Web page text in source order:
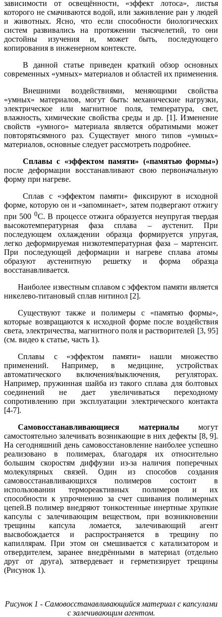
зависимости от освещённости, «эффект лотоса», листья
которого не смачиваются водой, или заживление ран у людей
и животных. Ясно, что если способности биологических
систем развивались на протяжении тысячелетий, то они
достойны изучения и, может быть, последующего
копирования в инженерном контексте.
В данной статье приведен краткий обзор основных
современных «умных» материалов и областей их применения.
Внешними воздействиями, меняющими свойства
«умных» материалов, могут быть: механические нагрузки,
электрическое или магнитное поля, температура, свет,
влажность, химические свойства среды и др. [1]. Изменение
свойств «умного» материалаявляется обратимыми может
повторятьсямного раз. Существует много типов «умных»
материалов, основные следует рассмотреть подробнее.
Сплавы с «эффектом памяти» («памятью формы»)
после деформации восстанавливают свою первоначальную
форму при нагреве.
Сплав с «эффектом памяти» фиксируют в исходной
форме, которую он и «запоминает», затем подвергают отжигу
при 500 0С. В процессе отжига образуется неупругая твердая
высокотемпературная фаза сплава – аустенит. При
последующем охлаждении образца формируется упругая,
легко деформируемая низкотемпературная фаза – мартенсит.
При последующей деформации и нагреве сплава атомы
образуют аустенитную решетку и форма образца
восстанавливается.
Наиболее известным сплавом с эффектом памяти является
никелево-титановый сплав нитинол [2].
Существуют также и полимеры с «памятью формы»,
которые возвращаются к исходной форме после воздействия
света, электричества, магнитного поля и растворителей [3, 95]
(см. видео к статье, часть 1).
Сплавы с «эффектом памяти» нашли множество
применений. Например, в медицине, устройствах
автоматического включения/выключения, регуляторах.
Например, пружинная шайба из такого сплава для болтовых
соединений не дает увеличиваться переходному
сопротивлению при эксплуатации электрического контакта
[4-7].
Самовосстанавливающиеся материалы могут
самостоятельно залечивать возникающие в них дефекты [8, 9].
На сегодняшний день самовосстановление наиболее успешно
реализовано в полимерах, благодаря их относительно
большим скоростям диффузии из-за наличия поперечных
молекулярных связей. Один из способов создания
самовосстанавливающихся полимеров состоит в
использовании термореактивных полимеров и их
способности к упрочнению за счет сшивания полимерных
цепей.В полимер внедряют тонкостенные инертные хрупкие
капсулы с залечивающим веществом, при возникновении
трещины капсула ломается, залечивающий агент
высвобождается и распространяется в трещину по
капиллярам. При этом он смешивается с катализатором и
отвердителем, заранее внедрёнными в материал (отдельно
друг от друга), затвердевает и герметизирует трещины
(Рисунок 1).
Рисунок 1 - Самовосстанавливающийся материал с капсулами
с залечивающим агентом.